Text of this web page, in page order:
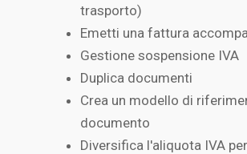
trasporto)
Emetti una fattura
Gestione sospensione IVA
Duplica documenti
Crea un modello di
documento
Diversifica l'aliquota IVA